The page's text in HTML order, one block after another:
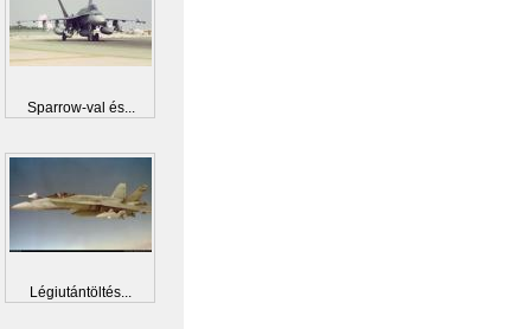
Sparrow-val és...
Légiutántöltés...